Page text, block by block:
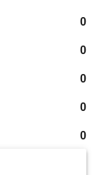
0
0
0
0
0